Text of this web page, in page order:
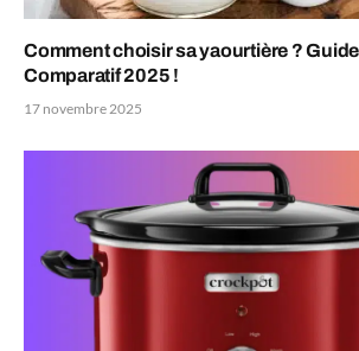
Comment choisir sa yaourtière ? Guide
Comparatif 2025 !
17 novembre 2025